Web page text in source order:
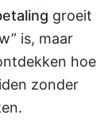
groeit
is, maar
hoe
zonder